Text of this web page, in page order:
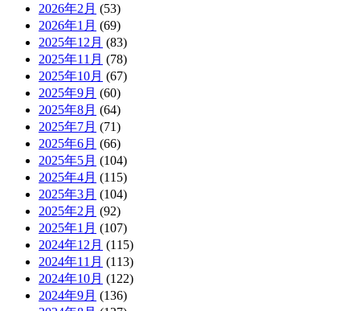
2026年2月 (53)
2026年1月 (69)
2025年12月 (83)
2025年11月 (78)
2025年10月 (67)
2025年9月 (60)
2025年8月 (64)
2025年7月 (71)
2025年6月 (66)
2025年5月 (104)
2025年4月 (115)
2025年3月 (104)
2025年2月 (92)
2025年1月 (107)
2024年12月 (115)
2024年11月 (113)
2024年10月 (122)
2024年9月 (136)